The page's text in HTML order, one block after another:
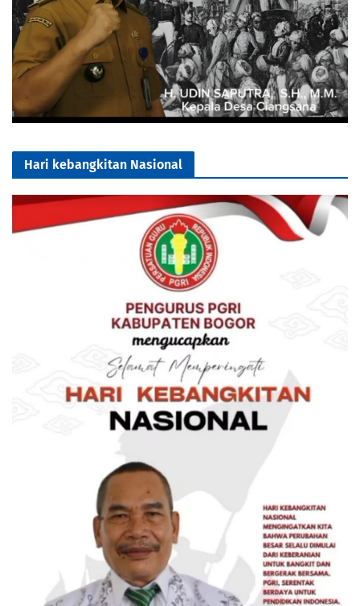
Hari kebangkitan Nasional